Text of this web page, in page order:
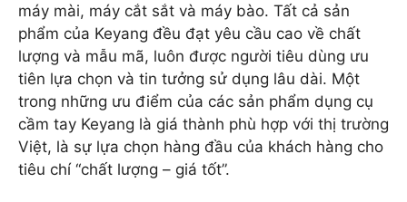
máy mài, máy cắt sắt và máy bào. Tất cả sản
phẩm của Keyang đều đạt yêu cầu cao về chất
lượng và mẫu mã, luôn được người tiêu dùng ưu
tiên lựa chọn và tin tưởng sử dụng lâu dài. Một
trong những ưu điểm của các sản phẩm dụng cụ
cầm tay Keyang là giá thành phù hợp với thị trường
Việt, là sự lựa chọn hàng đầu của khách hàng cho
tiêu chí “chất lượng – giá tốt”.